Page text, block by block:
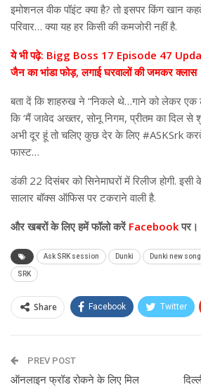
इमोशनल वीक पॉइंट क्या है? तो इसपर किंग खान
परिवार… क्या यह हर किसी की कमजोरी नहीं है.
ये भी पढ़े: Bigg Boss 17 Episode 47
जैन का भांडा फोड़, लगाई घरवालों की जमकर क्लास
बता दें कि शाहरुख ने “निकले थे…गाने को लेकर एक
कि ‘मैं जावेद अख्तर, सोनू निगम, प्रीतम का दिल से
अभी दूर हूं तो चलिए कुछ देर के लिए #ASKSrk
फास्ट…
डंकी 22 दिसंबर को सिनेमाघरों में रिलीज होगी.
सालार बॉक्स ऑफिस पर टकराने वाली है.
और खबरों के लिए हमें फॉलो करेंFacebookपर।
Ask SRK session Dunki Dunki new song
SRK
Share Facebook Twitter
Email
PREV POST
ऑनलाइन फ्रॉड रोकने के लिए मिल